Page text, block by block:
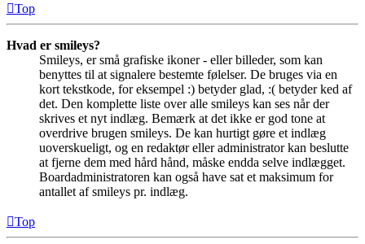
Top
Hvad er smileys?
Smileys, er små grafiske ikoner - eller billeder, som kan
benyttes til at signalere bestemte følelser. De bruges via en
kort tekstkode, for eksempel :) betyder glad, :( betyder ked af
det. Den komplette liste over alle smileys kan ses når der
skrives et nyt indlæg. Bemærk at det ikke er god tone at
overdrive brugen smileys. De kan hurtigt gøre et indlæg
uoverskueligt, og en redaktør eller administrator kan beslutte
at fjerne dem med hård hånd, måske endda selve indlægget.
Boardadministratoren kan også have sat et maksimum for
antallet af smileys pr. indlæg.
Top